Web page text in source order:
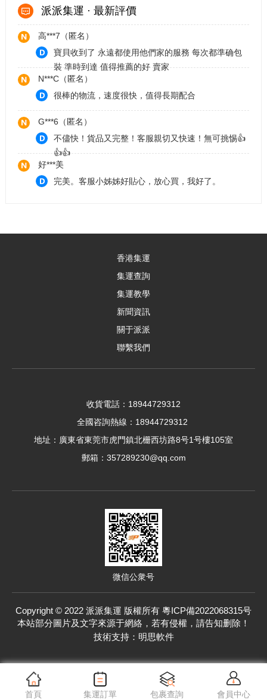
派派集運 · 最新評價
值得信任的集運，出貨的速度很快，包裹也很完整。
高***7（匿名）
寶貝收到了 永遠都使用他們家的服務 每次都準确包
裝 準時到達 值得推薦的好 賣家
N***C（匿名）
很棒的物流，速度很快，值得長期配合
G***6（匿名）
不儘快！貨品又完整！客服親切又快速！無可挑惕👍
👍👍
好***美
完美。客服小姊姊好貼心，放心買，我好了。
運送非常快速的集運商 非常值得大家推薦
貨品完整，時效整體不錯
高***7（匿名） 寶貝收到了 每次都一樣精準 将你的
t***0（匿名）
優秀的集運，快速又劃算，也把商品保護得很好！
P**0（匿名）
香港集運
集運查詢
集運教學
新聞資訊
關于派派
聯繫我們
收貨電話：18944729312
全國咨詢熱線：18944729312
地址：廣東省東莞市虎門鎮北栅西坊路8号1号樓105室
郵箱：357289230@qq.com
微信公衆号
Copyright © 2022 派派集運 版權所有 粵ICP備2022068315号
本站部分圖片及文字來源于網絡，若有侵權，請告知删除！
技術支持： 明思軟件
首頁 集運訂單 包裹查詢 會員中心